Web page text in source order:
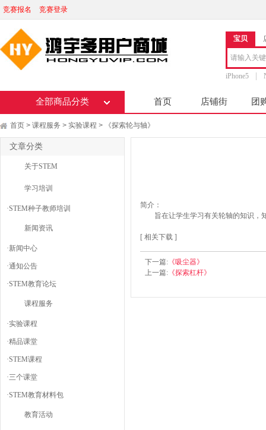
竞赛报名 竞赛登录
宝贝
iPhone5
全部商品分类 首页 店铺街 团
首页 > 课程服务 > 实验课程 > 《探索轮与轴》
简介：
旨在让学生学习有关轮轴的知识，
[ 相关下载 ]
下一篇: 《吸尘器》
上一篇: 《探索杠杆》
文章分类
关于STEM
学习培训
·STEM种子教师培训
新闻资讯
·新闻中心
·通知公告
·STEM教育论坛
课程服务
·实验课程
·精品课堂
·STEM课程
·三个课堂
·STEM教育材料包
教育活动